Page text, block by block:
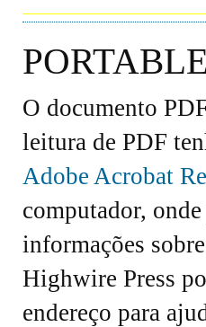
O documento
leitura de PDF
Adobe Acrobat
computador,
informações
Highwire Press
endereço para